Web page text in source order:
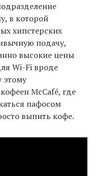
в которой
хипстерских
подачу,
высокие цены
Wi-Fi вроде
этому
McCafé, где
пафосом
выпить кофе.